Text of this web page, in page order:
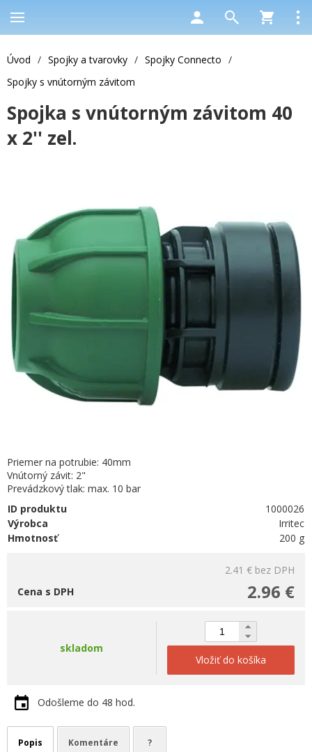
Úvod / Spojky a tvarovky / Spojky Connecto /
Spojky s vnútorným závitom
Spojka s vnútorným závitom 40
x 2'' zel.
Priemer na potrubie: 40mm
Vnútorný závit: 2"
Prevádzkový tlak: max. 10 bar
ID produktu
1000026
Výrobca
Irritec
Hmotnosť
200 g
2.41 € bez DPH
2.96 €
Cena s DPH
skladom
Vložiť do košíka
Odošleme do 48 hod.
Popis Komentáre ?